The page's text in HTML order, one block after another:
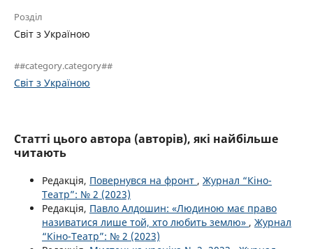
Розділ
Світ з Україною
##category.category##
Світ з Україною
Статті цього автора (авторів), які найбільше
читають
Редакція, Повернувся на фронт , Журнал “Кіно-
Театр”: № 2 (2023)
Редакція, Павло Алдошин: «Людиною має право
називатися лише той, хто любить землю» , Журнал
“Кіно-Театр”: № 2 (2023)